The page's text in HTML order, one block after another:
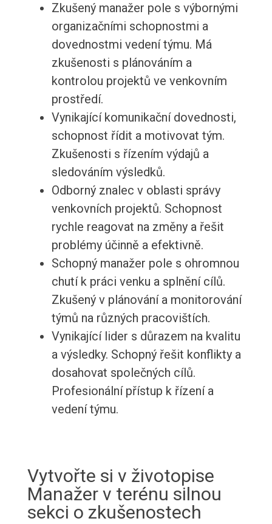
Zkušený manažer pole s výbornými
organizačními schopnostmi a
dovednostmi vedení týmu. Má
zkušenosti s plánováním a
kontrolou projektů ve venkovním
prostředí.
Vynikající komunikační dovednosti,
schopnost řídit a motivovat tým.
Zkušenosti s řízením výdajů a
sledováním výsledků.
Odborný znalec v oblasti správy
venkovních projektů. Schopnost
rychle reagovat na změny a řešit
problémy účinně a efektivně.
Schopný manažer pole s ohromnou
chutí k práci venku a splnění cílů.
Zkušený v plánování a monitorování
týmů na různých pracovištích.
Vynikající lider s důrazem na kvalitu
a výsledky. Schopný řešit konflikty a
dosahovat společných cílů.
Profesionální přístup k řízení a
vedení týmu.
Vytvořte si v životopise
Manažer v terénu silnou
sekci o zkušenostech